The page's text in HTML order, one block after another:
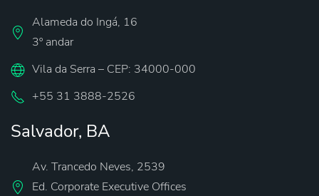
Alameda do Ingá, 16
3º andar
Vila da Serra – CEP: 34000-000
‪+55 31 3888-2526‬
Salvador, BA
Av. Trancedo Neves, 2539
Ed. Corporate Executive Offices